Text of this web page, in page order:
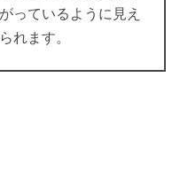
っているように見え
れます。